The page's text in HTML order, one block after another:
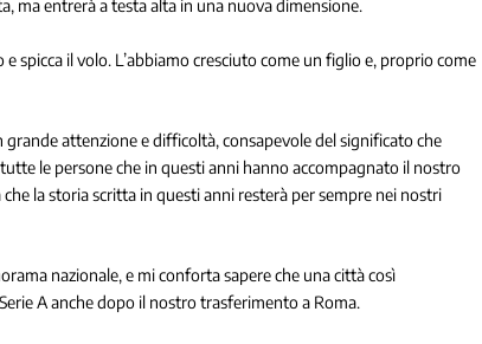
ma entrerà a testa alta in una nuova dimensione.
spicca il volo. L’abbiamo cresciuto come un figlio e, proprio come
attenzione e difficoltà, consapevole del significato che
le persone che in questi anni hanno accompagnato il nostro
che la storia scritta in questi anni resterà per sempre nei nostri
nazionale, e mi conforta sapere che una città così
A anche dopo il nostro trasferimento a Roma.